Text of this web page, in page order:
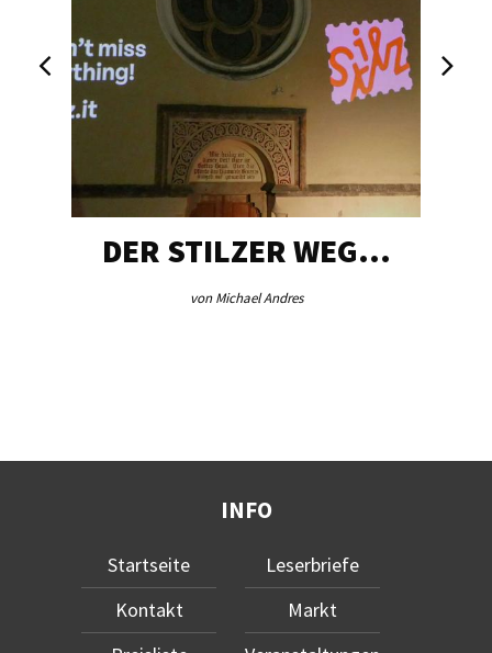
DER STILZER WEG…
von Michael Andres
INFO
Startseite
Kontakt
Leserbriefe
Markt